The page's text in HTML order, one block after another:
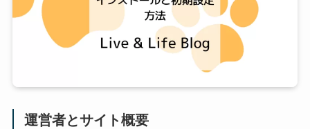
運営者とサイト概要